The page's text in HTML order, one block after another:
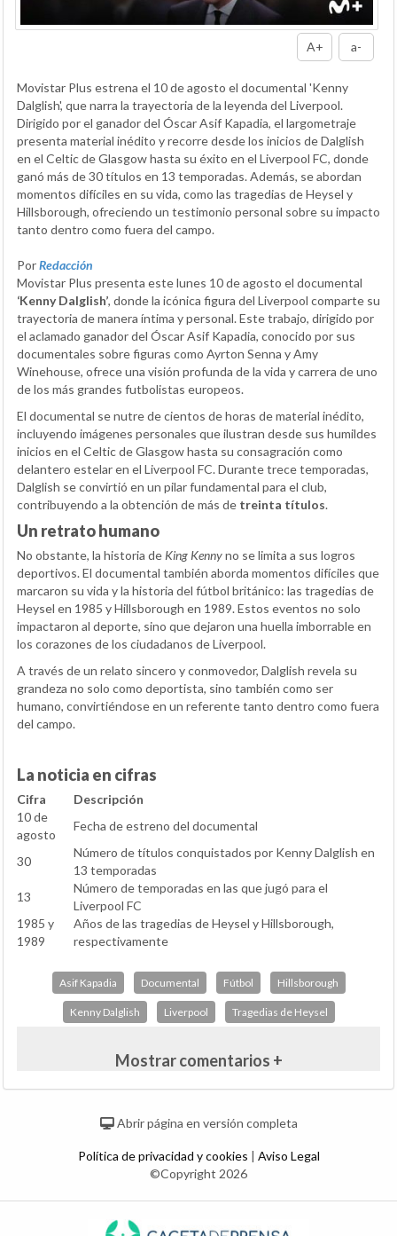
A+ a-
Movistar Plus estrena el 10 de agosto el documental 'Kenny
Dalglish', que narra la trayectoria de la leyenda del Liverpool.
Dirigido por el ganador del Óscar Asif Kapadia, el largometraje
presenta material inédito y recorre desde los inicios de Dalglish
en el Celtic de Glasgow hasta su éxito en el Liverpool FC, donde
ganó más de 30 títulos en 13 temporadas. Además, se abordan
momentos difíciles en su vida, como las tragedias de Heysel y
Hillsborough, ofreciendo un testimonio personal sobre su impacto
tanto dentro como fuera del campo.
PorRedacción
Movistar Plus presenta este lunes 10 de agosto el documental
‘Kenny Dalglish’, donde la icónica figura del Liverpool comparte su
trayectoria de manera íntima y personal. Este trabajo, dirigido por
el aclamado ganador del Óscar Asif Kapadia, conocido por sus
documentales sobre figuras como Ayrton Senna y Amy
Winehouse, ofrece una visión profunda de la vida y carrera de uno
de los más grandes futbolistas europeos.
El documental se nutre de cientos de horas de material inédito,
incluyendo imágenes personales que ilustran desde sus humildes
inicios en el Celtic de Glasgow hasta su consagración como
delantero estelar en el Liverpool FC. Durante trece temporadas,
Dalglish se convirtió en un pilar fundamental para el club,
contribuyendo a la obtención de más de treinta títulos.
Un retrato humano
No obstante, la historia de King Kennyno se limita a sus logros
deportivos. El documental también aborda momentos difíciles que
marcaron su vida y la historia del fútbol británico: las tragedias de
Heysel en 1985 y Hillsborough en 1989. Estos eventos no solo
impactaron al deporte, sino que dejaron una huella imborrable en
los corazones de los ciudadanos de Liverpool.
A través de un relato sincero y conmovedor, Dalglish revela su
grandeza no solo como deportista, sino también como ser
humano, convirtiéndose en un referente tanto dentro como fuera
del campo.
La noticia en cifras
Cifra
Descripción
10 de
agosto
Fecha de estreno del documental
30
Número de títulos conquistados por Kenny Dalglish en
13 temporadas
13
Número de temporadas en las que jugó para el
Liverpool FC
1985 y
1989
Años de las tragedias de Heysel y Hillsborough,
respectivamente
Asif Kapadia Documental Fútbol Hillsborough
Kenny Dalglish Liverpool Tragedias de Heysel
Mostrar comentarios +
Abrir página en versión completa
Política de privacidad y cookies | Aviso Legal
©Copyright 2026